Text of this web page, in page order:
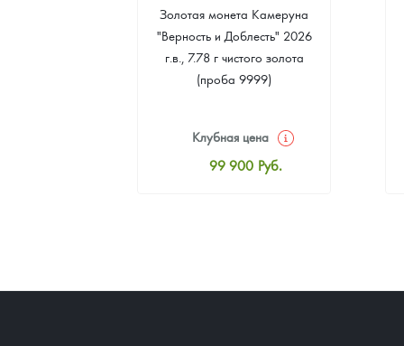
Золотая монета Камеруна
"Верность и Доблесть" 2026
г.в., 7.78 г чистого золота
(проба 9999)
Клубная цена
99 900 Руб.